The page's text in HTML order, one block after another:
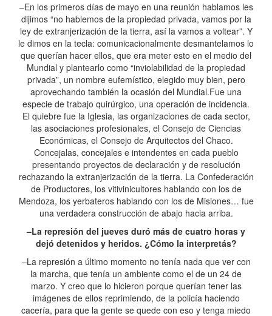
–En los primeros días de mayo en una reunión hablamos les
dijimos “no hablemos de la propiedad privada, vamos por la
ley de extranjerización de la tierra, así la vamos a voltear”. Y
le dimos en la tecla: comunicacionalmente desmantelamos lo
que querían hacer ellos, que era meter esto en el medio del
Mundial y plantearlo como “inviolabilidad de la propiedad
privada”, un nombre eufemístico, elegido muy bien, pero
aprovechando también la ocasión del Mundial.Fue una
especie de trabajo quirúrgico, una operación de incidencia.
El quiebre fue la Iglesia, las organizaciones de cada sector,
las asociaciones profesionales, el Consejo de Ciencias
Económicas, el Consejo de Arquitectos del Chaco.
Concejalas, concejales e intendentes en cada pueblo
presentando proyectos de declaración y de resolución
rechazando la extranjerización de la tierra. La Confederación
de Productores, los vitivinicultores hablando con los de
Mendoza, los yerbateros hablando con los de Misiones… fue
una verdadera construcción de abajo hacia arriba.
–La represión del jueves duró más de cuatro horas y
dejó detenidos y heridos. ¿Cómo la interpretás?
–La represión a último momento no tenía nada que ver con
la marcha, que tenía un ambiente como el de un 24 de
marzo. Y creo que lo hicieron porque querían tener las
imágenes de ellos reprimiendo, de la policía haciendo
cacería, para que la gente se quede con eso y tenga miedo